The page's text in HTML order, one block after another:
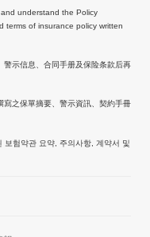
understand the Policy
terms of insurance policy written
警示信息、合同手册及保险条款后再
寫之保單摘要、警示資訊、契約手冊
보험약관 요약, 주의사항, 계약서 및